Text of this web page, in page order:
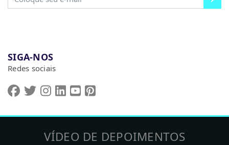
SIGA-NOS
Redes sociais
VÍDEO DE DEPOIMENTOS